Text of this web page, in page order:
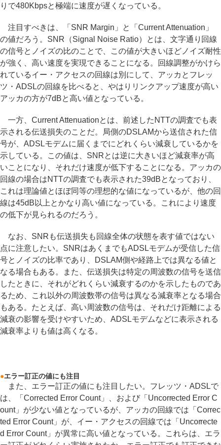
りで480Kbpsと極端に速度が遅くなっている。
注目すべきは、「SNR Margin」と「Current Attenuation」
の値だろう。SNR（Signal Noise Ratio）とは、文字通り回線
の信号とノイズの比のことで、この値が大きいほどノイズ耐性
が強く、高い速度を実現できることになる。回線調整がかけら
れているイー・アクセスの回線は別にして、アッカとフレッ
ツ・ADSLの回線を比べると、やはりリンクアップ速度が高い
アッカの方が7dBと高い値となっている。
一方、Current Attenuationとは、前述したNTTの調査でも表
示される伝送損失のことだ。局側のDSLAMから送信された信
号が、ADSLモデムに届くまでにどれくらい減衰しているかを
示している。この値は、SNRとは逆に大きいほど減衰率が高
いことになり、それだけ速度が低下することになる。アッカの
回線の場合はNTTの調査でも表示された39dBとなっており、
これは理論値とほぼ同等の理想的な値になっているが、他の回
線は45dB以上とかなり高い値になっている。これにより速度
の低下が見られるのだろう。
なお、SNRも伝送損失も回線全体の状態を表す値ではない
点に注意したい。SNRはあくまでもADSLモデムが受信した信
号とノイズの比率であり、DSLAM側や経路上では異なる値と
なる場合もある。また、伝送損失は特定の周波数の信号を送信
したときに、それがどれくらい減衰するのかを示したものであ
るため、これ以外の周波数帯の信号は異なる減衰率となる場合
もある。たとえば、高い周波数の信号は、それだけ距離による
減衰の影響を受けやすいため、ADSLモデムなどに表示される
減衰率よりも値は高くなる。
●エラー訂正の値にも注目
また、エラー訂正の値にも注目したい。フレッツ・ADSLで
は、「Corrected Error Count」、および「Uncorrected Error C
ount」が少ない値となっているが、アッカの回線では「Correc
ted Error Count」が、イー・アクセスの回線では「Uncorrecte
d Error Count」が異常に高い値となっている。これらは、エラ